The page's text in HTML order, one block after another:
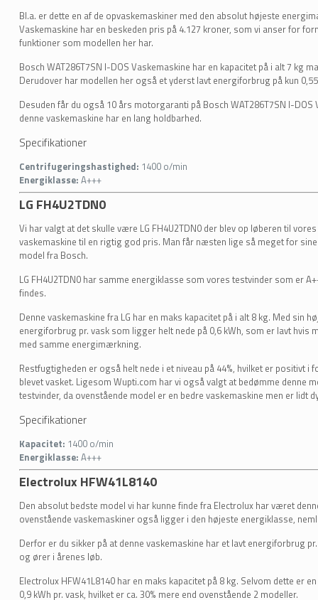
Bl.a. er dette en af de opvaskemaskiner med den absolut højeste
Vaskemaskine har en beskeden pris på 4.127 kroner, som vi anser for
funktioner som modellen her har.
Bosch WAT286T7SN I-DOS Vaskemaskine har en kapacitet på i alt 7 kg
Derudover har modellen her også et yderst lavt energiforbrug på kun
Desuden får du også 10 års motorgaranti på Bosch WAT286T7SN I-
denne vaskemaskine har en lang holdbarhed.
Specifikationer
Centrifugeringshastighed: 1400 o/min
Energiklasse: A+++
LG FH4U2TDN0
Vi har valgt at det skulle være LG FH4U2TDN0 der blev op løberen til
vaskemaskine til en rigtig god pris. Man får næsten lige så meget for
model fra Bosch.
LG FH4U2TDN0 har samme energiklasse som vores testvinder som er
findes.
Denne vaskemaskine fra LG har en maks kapacitet på i alt 8 kg. Med sin
energiforbrug pr. vask som ligger helt nede på 0,6 kWh, som er lavt hvis
med samme energimærkning.
Restfugtigheden er også helt nede i et niveau på 44%, hvilket er positivt
blevet vasket. Ligesom Wupti.com har vi også valgt at bedømme denne
testvinder, da ovenstående model er en bedre vaskemaskine men er lidt
Specifikationer
Kapacitet: 1400 o/min
Energiklasse: A+++
Electrolux HFW41L8140
Den absolut bedste model vi har kunne finde fra Electrolux har været
ovenstående vaskemaskiner også ligger i den højeste energiklasse,
Derfor er du sikker på at denne vaskemaskine har et lavt energiforbrug
og ører i årenes løb.
Electrolux HFW41L8140 har en maks kapacitet på 8 kg. Selvom dette er
0,9 kWh pr. vask, hvilket er ca. 30% mere end ovenstående 2 modeller.